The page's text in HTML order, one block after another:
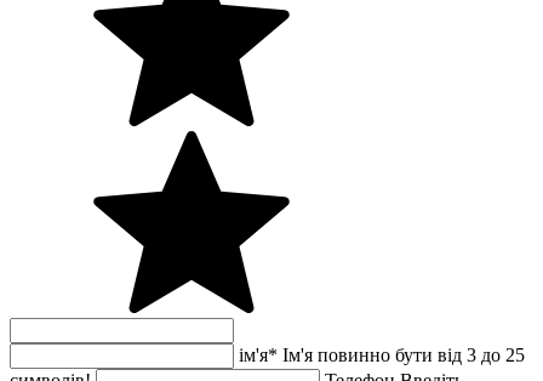
ім'я* Ім'я повинно бути від 3 до 25